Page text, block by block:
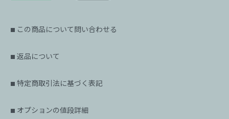
■ この商品について問い合わせる
■ 返品について
■ 特定商取引法に基づく表記
■ オプションの値段詳細